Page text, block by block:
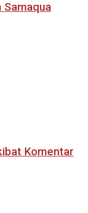
Samaqua
Komentar